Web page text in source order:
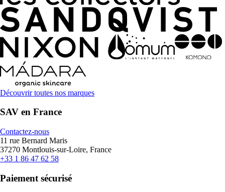
Découvrir toutes nos marques
SAV en France
Contactez-nous
11 rue Bernard Maris
37270 Montlouis-sur-Loire, France
+33 1 86 47 62 58
Paiement sécurisé